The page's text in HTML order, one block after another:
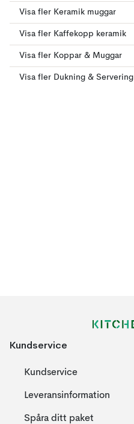
Visa fler Keramik muggar
Visa fler Kaffekopp keramik
Visa fler Koppar & Muggar
Visa fler Dukning & Servering
Kundservice
Kundservice
Leveransinformation
Spåra ditt paket